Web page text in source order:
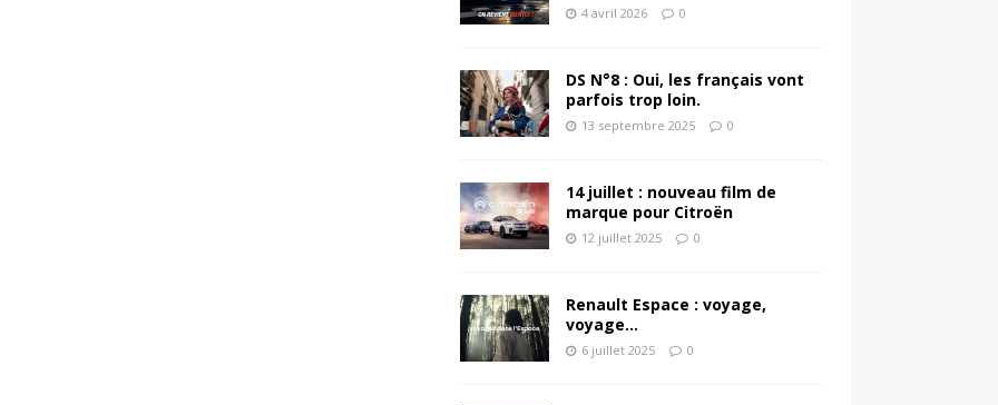
4 avril 2026 0
DS N°8 : Oui, les français vont
parfois trop loin.
13 septembre 2025 0
14 juillet : nouveau film de
marque pour Citroën
12 juillet 2025 0
Renault Espace : voyage,
voyage…
6 juillet 2025 0